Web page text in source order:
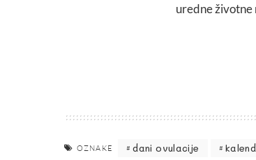
uredne životne
OZNAKE dani ovulacije